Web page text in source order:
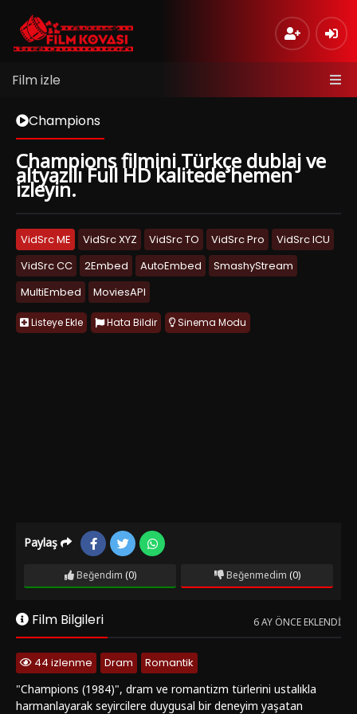
Film izle
Champions
Champions filmini Türkçe dublaj ve
altyazılı Full HD kalitede hemen
izleyin.
VidSrc ME VidSrc XYZ VidSrc TO VidSrc Pro
VidSrc ICU
VidSrc CC
2Embed AutoEmbed
SmashyStream
MultiEmbed
MoviesAPI
Listeye Ekle Hata Bildir Sinema Modu
Paylaş
Beğendim (0) Beğenmedim (0)
Film Bilgileri 6 AY ÖNCE EKLENDI
44 izlenme Dram
Romantik
"Champions (1984)", dram ve romantizm türlerini ustalıkla
harmanlayarak seyircilere duygusal bir deneyim yaşatan